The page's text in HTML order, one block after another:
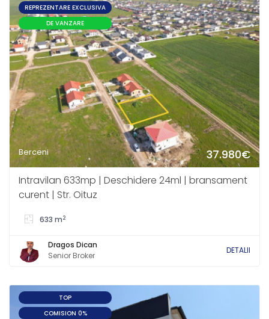
REPREZENTARE EXCLUSIVA
DE VANZARE
Berceni 37.980€
Intravilan 633mp | Deschidere 24ml | bransament
curent | Str. Oituz
633 m2
Dragos Dican
Senior Broker
DETALII
TOP
COMISION 0%